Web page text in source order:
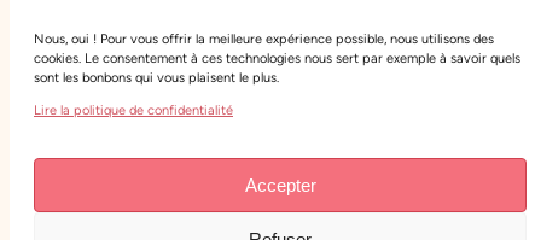
Nous, oui ! Pour vous offrir la meilleure expérience possible, nous utilisons des
cookies. Le consentement à ces technologies nous sert par exemple à savoir quels
sont les bonbons qui vous plaisent le plus.
Lire la politique de confidentialité
Accepter
Réseaux sociaux
Instagram